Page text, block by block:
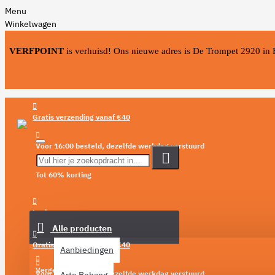
Menu
Winkelwagen
VERFPOINT is verhuisd! Ons nieuwe adres is De Trompet 2920 in
Gratis verzending vanaf €40
Voor 16:00 besteld, dezelfde werkdag verstuurd
Tot 60% korting
Login
Verlanglijst
Vergelijken
Alle producten
Aanbiedingen
Gratis verzending vanaf €40